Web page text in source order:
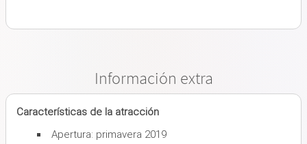
Información extra
Características de la atracción
Apertura: primavera 2019